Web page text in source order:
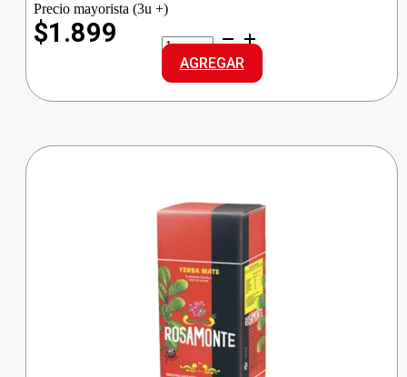
Precio mayorista (3u +)
$1.899
ALA
ARROZ
DOBLE
cantidad
AGREGAR